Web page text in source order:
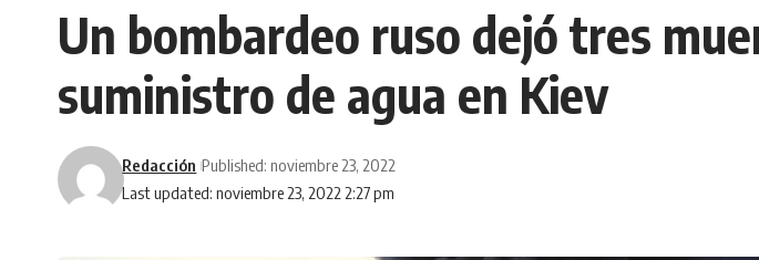
Un bombardeo ruso dejó tres
suministro de agua en Kiev
Last updated: noviembre 23, 2022 2:27 pm
Redacción Published: noviembre 23, 2022